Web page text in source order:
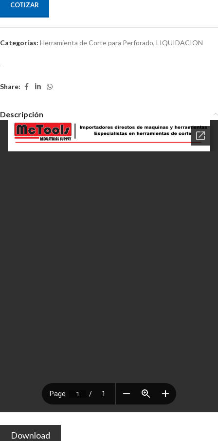
COTIZAR
Categorías: Herramienta de Corte para Perforado, LIQUIDACION
Share:
Descripción
Download